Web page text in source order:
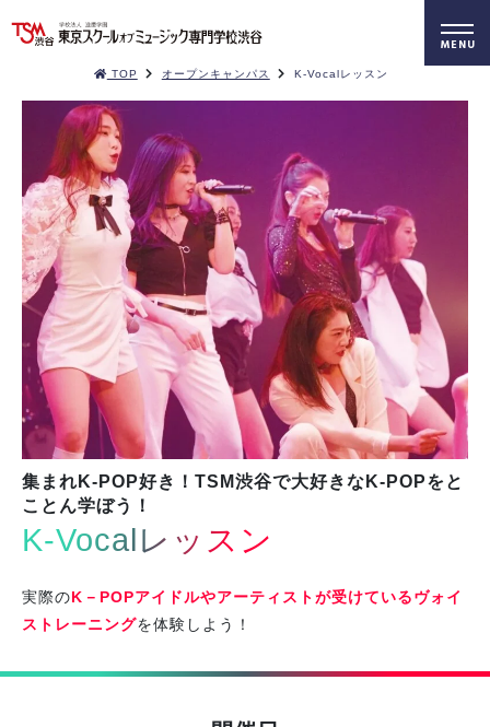
TOP オープンキャンパス K-Vocalレッスン
集まれK-POP好き！TSM渋谷で大好きなK-POPをと
ことん学ぼう！
K-Vocalレッスン
実際のK－POPアイドルやアーティストが受けているヴォイ
ストレーニングを体験しよう！